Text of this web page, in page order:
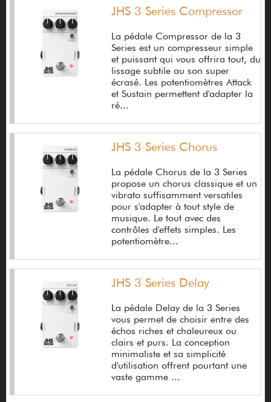
BT amp
Bugera
Burlaud Jean-Marc
Burns
Cakewalk
Caparison
Caroline Guitar Company
Caron Mathias
Carvalho
Carver
JHS 3 Series Compressor
La pédale Compressor de la 3
Series est un compresseur simple
et puissant qui vous offrira tout, du
lissage subtile au son super
écrasé. Les potentiomètres Attack
et Sustain permettent d'adapter la
ré...
JHS 3 Series Chorus
La pédale Chorus de la 3 Series
propose un chorus classique et un
vibrato suffisamment versatiles
pour s'adapter à tout style de
musique. Le tout avec des
contrôles d'effets simples. Les
potentiomètre...
JHS 3 Series Delay
La pédale Delay de la 3 Series
vous permet de choisir entre des
échos riches et chaleureux ou
clairs et purs. La conception
minimaliste et sa simplicité
d'utilisation offrent pourtant une
vaste gamme ...